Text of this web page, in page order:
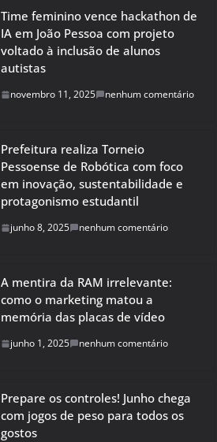
Time feminino vence hackathon de
IA em João Pessoa com projeto
voltado à inclusão de alunos
autistas
novembro 11, 2025 nenhum comentário
Prefeitura realiza Torneio
Pessoense de Robótica com foco
em inovação, sustentabilidade e
protagonismo estudantil
junho 8, 2025 nenhum comentário
A mentira da RAM irrelevante:
como o marketing matou a
memória das placas de vídeo
junho 1, 2025 nenhum comentário
Prepare os controles! Junho chega
com jogos de peso para todos os
gostos